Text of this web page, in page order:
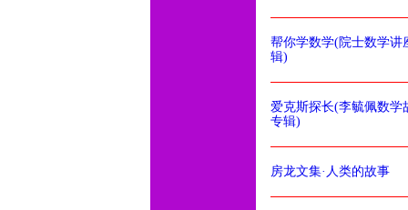
帮你学数学(院士数学讲
辑)
爱克斯探长(李毓佩数学
专辑)
房龙文集·人类的故事